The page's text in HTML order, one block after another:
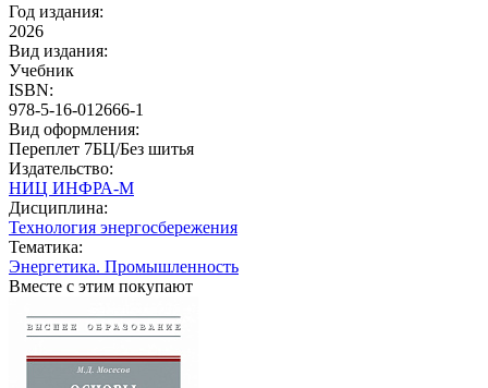
Год издания:
2026
Вид издания:
Учебник
ISBN:
978-5-16-012666-1
Вид оформления:
Переплет 7БЦ/Без шитья
Издательство:
НИЦ ИНФРА-М
Дисциплина:
Технология энергосбережения
Тематика:
Энергетика. Промышленность
Вместе с этим покупают